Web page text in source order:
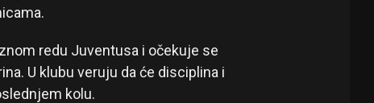
redu Juventusa i očekuje se
U klubu veruju da će disciplina i
kolu.